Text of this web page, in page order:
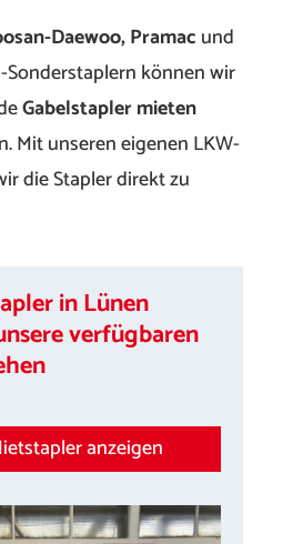
Daewoo, Pramac und
können wir
Gabelstapler mieten
Mit unseren eigenen LKW-
die Stapler direkt zu
in Lünen
verfügbaren
anzeigen